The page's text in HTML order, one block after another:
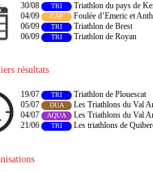
30/08 TRI
Triathlon du pays de
04/09
CAP
Foulée d’Emeric et Anth
06/09
TRI
Triathlon de Brest
06/09
TRI Triathlon de Royan
résultats
19/07 TRI
Triathlon de Plouescat
05/07
DUA
Les Triathlons du Val
04/07
AQUA
Les Triathlons du Val
21/06
TRI Les triathlons de